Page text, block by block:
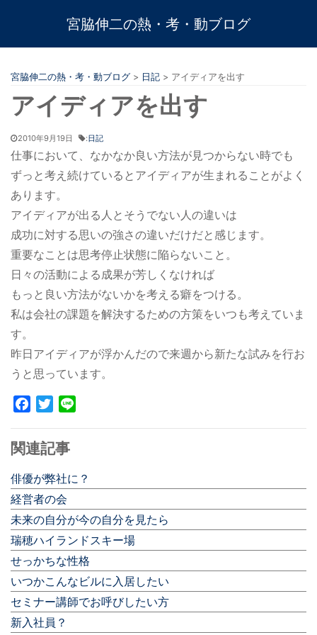
宮脇伸二の熱・考・動ブログ
宮脇伸二の熱・考・動ブログ > 日記 > アイディアを出す
アイディアを出す
2010年9月19日 :日記
仕事において、なかなか良い方法が見つからない時でも
ずっと考え続けているとアイディアが生まれることがよく
あります。
アイディアが出る人とそうでない人の違いは
成功に対する思いの強さの違いだけだと感じます。
重要なことは思考停止状態に陥らないこと。
日々の活動による成果が芳しくなければ
もっと良い方法がないかを考える癖をつける。
私は会社の課題を解決するための方策をいつも考えていま
す。
昨日アイディアが浮かんだので来週から新たな試みを行お
うと思っています。
Facebook
Twitter
関連記事
俳優が弊社に？
経営者の会
未来の自分が今の自分を見たら
瑞穂ハイランドスキー場
せっかちな性格
いつかこんなビルに入居したい
セミナー講師でお呼びしたい方
新入社員？